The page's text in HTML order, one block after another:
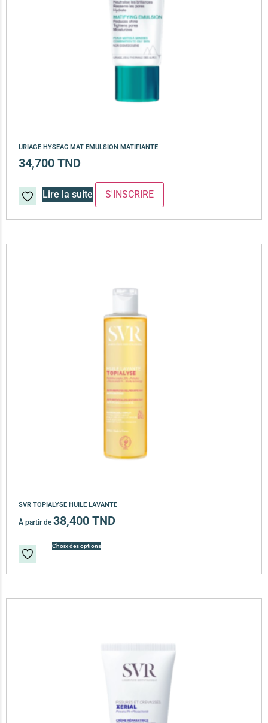
SVR TOPIALYSE HUILE LAVANTE
À partir de 38,400 TND
Choix des options
URIAGE HYSEAC MAT EMULSION MATIFIANTE
34,700 TND
Lire la suite